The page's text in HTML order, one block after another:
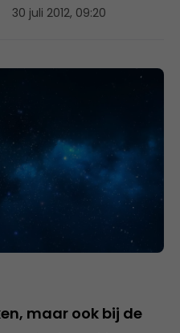
30 juli 2012, 09:20
maar ook bij de